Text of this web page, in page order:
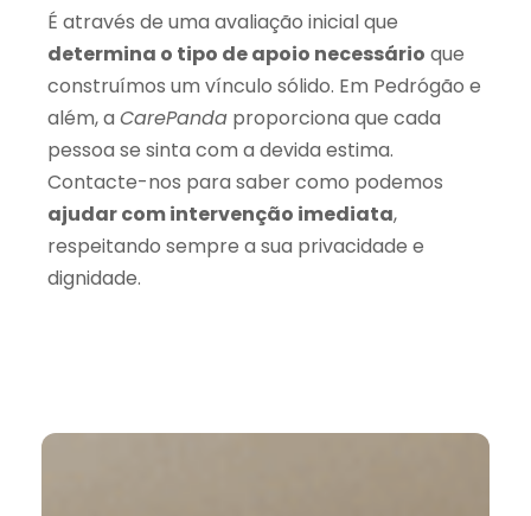
É através de uma avaliação inicial que
determina o tipo de apoio necessário que
construímos um vínculo sólido. Em Pedrógão e
além, a CarePanda proporciona que cada
pessoa se sinta com a devida estima.
Contacte-nos para saber como podemos
ajudar com intervenção imediata,
respeitando sempre a sua privacidade e
dignidade.